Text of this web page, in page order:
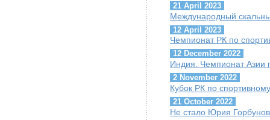
21 April 2023
Международный
12 April 2023
Чемпионат РК по
12 December 2022
Индия. Чемпионат Азии
2 November 2022
Кубок РК по
21 October 2022
Не стало Юрия